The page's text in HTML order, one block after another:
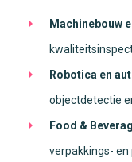
Machinebouw
Robotica en
objectdetectie
Food &
verpakkings- en